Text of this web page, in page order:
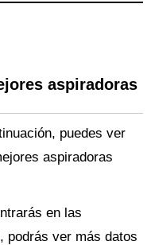
aspiradoras
puedes ver
aspiradoras
en las
podrás ver más datos